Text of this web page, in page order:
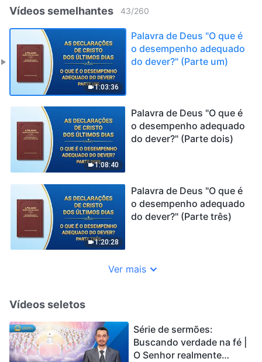
Vídeos semelhantes 43/260
1:03:36
Palavra de Deus "O que é
o desempenho adequado
do dever?" (Parte um)
1:08:40
Palavra de Deus "O que é
o desempenho adequado
do dever?" (Parte dois)
1:20:28
Palavra de Deus "O que é
o desempenho adequado
do dever?" (Parte três)
Ver mais
Vídeos seletos
Série de sermões:
Buscando verdade na fé |
O Senhor realmente